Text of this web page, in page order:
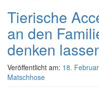
Tierische
an den
denken
Veröffentlicht am: 18.
Matschhose